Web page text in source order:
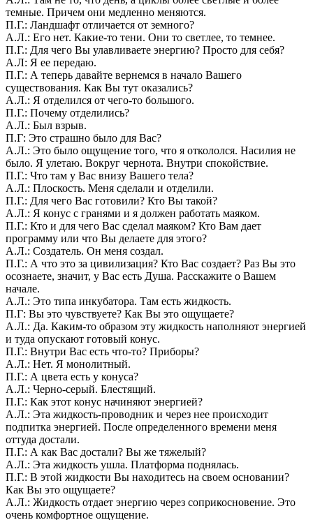
темные. Причем они медленно меняются.
П.Г.: Ландшафт отличается от земного?
А.Л.: Его нет. Какие-то тени. Они то светлее, то темнее.
П.Г.: Для чего Вы улавливаете энергию? Просто для себя?
А.Л: Я ее передаю.
П.Г.: А теперь давайте вернемся в начало Вашего
существования. Как Вы тут оказались?
А.Л.: Я отделился от чего-то большого.
П.Г.: Почему отделились?
А.Л.: Был взрыв.
П.Г: Это страшно было для Вас?
А.Л.: Это было ощущение того, что я откололся. Насилия не
было. Я улетаю. Вокруг чернота. Внутри спокойствие.
П.Г.: Что там у Вас внизу Вашего тела?
А.Л.: Плоскость. Меня сделали и отделили.
П.Г.: Для чего Вас готовили? Кто Вы такой?
А.Л.: Я конус с гранями и я должен работать маяком.
П.Г.: Кто и для чего Вас сделал маяком? Кто Вам дает
программу или что Вы делаете для этого?
А.Л.: Создатель. Он меня создал.
П.Г.: А что это за цивилизация? Кто Вас создает? Раз Вы это
осознаете, значит, у Вас есть Душа. Расскажите о Вашем
начале.
А.Л.: Это типа инкубатора. Там есть жидкость.
П.Г: Вы это чувствуете? Как Вы это ощущаете?
А.Л.: Да. Каким-то образом эту жидкость наполняют энергией
и туда опускают готовый конус.
П.Г.: Внутри Вас есть что-то? Приборы?
А.Л.: Нет. Я монолитный.
П.Г.: А цвета есть у конуса?
А.Л.: Черно-серый. Блестящий.
П.Г.: Как этот конус начиняют энергией?
А.Л.: Эта жидкость-проводник и через нее происходит
подпитка энергией. После определенного времени меня
оттуда достали.
П.Г.: А как Вас достали? Вы же тяжелый?
А.Л.: Эта жидкость ушла. Платформа поднялась.
П.Г.: В этой жидкости Вы находитесь на своем основании?
Как Вы это ощущаете?
А.Л.: Жидкость отдает энергию через соприкосновение. Это
очень комфортное ощущение.